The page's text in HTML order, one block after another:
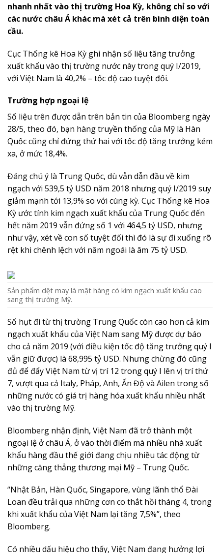
nhanh nhất vào thị trường Hoa Kỳ, không chỉ so với
các nước châu Á khác mà xét cả trên bình diện toàn
cầu.
Cục Thống kê Hoa Kỳ ghi nhận số liệu tăng trưởng
xuất khẩu vào thị trường nước này trong quý I/2019,
với Việt Nam là 40,2% – tốc độ cao tuyệt đối.
Trường hợp ngoại lệ
Số liệu trên được dẫn trên bản tin của Bloomberg ngày
28/5, theo đó, bạn hàng truyền thống của Mỹ là Hàn
Quốc cũng chỉ đứng thứ hai với tốc độ tăng trưởng kém
xa, ở mức 18,4%.
Đáng chú ý là Trung Quốc, dù vẫn dẫn đầu về kim
ngạch với 539,5 tỷ USD năm 2018 nhưng quý I/2019 suy
giảm mạnh tới 13,9% so với cùng kỳ. Cục Thống kê Hoa
Kỳ ước tính kim ngạch xuất khẩu của Trung Quốc đến
hết năm 2019 vẫn đứng số 1 với 464,5 tỷ USD, nhưng
như vậy, xét về con số tuyệt đối thì đó là sự đi xuống rõ
rệt khi chênh lệch với năm ngoái là âm 75 tỷ USD.
Sản phẩm dệt may là mặt hàng có kim ngạch xuất khẩu cao
sang thị trường Mỹ.
Số hụt đi từ thị trường Trung Quốc còn cao hơn cả kim
ngạch xuất khẩu của Việt Nam sang Mỹ được dự báo
cho cả năm 2019 (với điều kiện tốc độ tăng trưởng quý I
vẫn giữ được) là 68,995 tỷ USD. Nhưng chừng đó cũng
đủ để đẩy Việt Nam từ vị trí 12 trong quý I lên vị trí thứ
7, vượt qua cả Italy, Pháp, Anh, Ấn Độ và Ailen trong số
những nước có giá trị hàng hóa xuất khẩu nhiều nhất
vào thị trường Mỹ.
Bloomberg nhận định, Việt Nam đã trở thành một
ngoại lệ ở châu Á, ở vào thời điểm mà nhiều nhà xuất
khẩu hàng đầu thế giới đang chịu nhiều tác động từ
những căng thẳng thương mại Mỹ – Trung Quốc.
“Nhật Bản, Hàn Quốc, Singapore, vùng lãnh thổ Đài
Loan đều trải qua những cơn co thắt hồi tháng 4, trong
khi xuất khẩu của Việt Nam lại tăng 7,5%”, theo
Bloomberg.
Có nhiều dấu hiệu cho thấy, Việt Nam đang hưởng lợi